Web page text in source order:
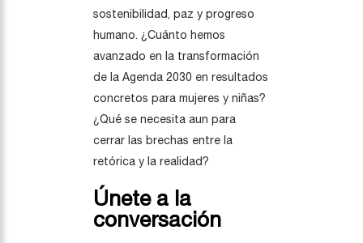
sostenibilidad, paz y progreso
humano. ¿Cuánto hemos
avanzado en la transformación
de la Agenda 2030 en resultados
concretos para mujeres y niñas?
¿Qué se necesita aun para
cerrar las brechas entre la
retórica y la realidad?
Únete a la
conversación